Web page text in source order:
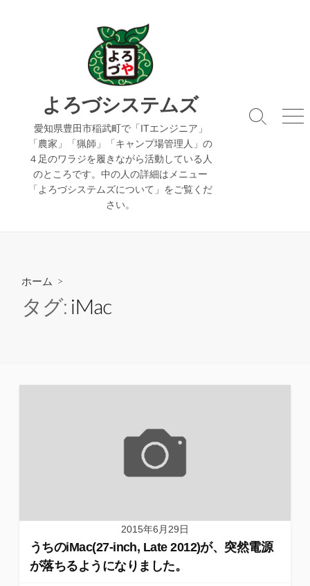
よろづシステムズ
愛知県豊田市稲武町で「ITエンジニア」
「農家」「猟師」「キャンプ場管理人」の
４足のワラジを履きながら活動している人
のところです。中の人の詳細はメニュー
「よろづシステムズについて」をご覧くだ
さい。
検
メ
ホーム >
タグ: iMac
2015年6月29日
うちのiMac(27-inch, Late 2012)が、突然電源
が落ちるようになりました。